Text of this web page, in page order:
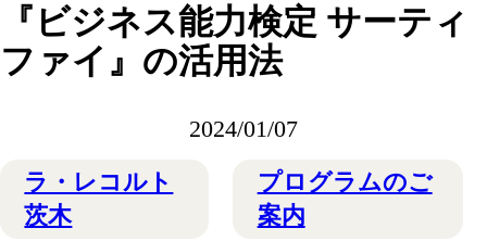
『ビジネス能力検定 サーティ
ファイ』の活用法
2024/01/07
ラ・レコルト
茨木
プログラムのご
案内